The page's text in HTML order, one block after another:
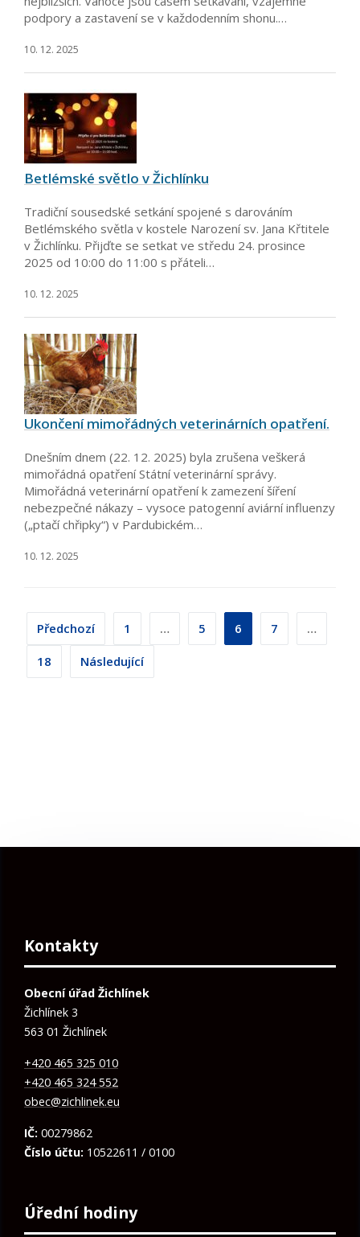
podpory a zastavení se v každodenním shonu.…
10. 12. 2025
Betlémské světlo v Žichlínku
Tradiční sousedské setkání spojené s darováním
Betlémského světla v kostele Narození sv. Jana Křtitele
v Žichlínku. Přijďte se setkat ve středu 24. prosince
2025 od 10:00 do 11:00 s přáteli…
10. 12. 2025
Ukončení mimořádných veterinárních opatření.
Dnešním dnem (22. 12. 2025) byla zrušena veškerá
mimořádná opatření Státní veterinární správy.
Mimořádná veterinární opatření k zamezení šíření
nebezpečné nákazy – vysoce patogenní aviární influenzy
(„ptačí chřipky“) v Pardubickém…
10. 12. 2025
Stránkování
příspěvků
Předchozí 1 … 5 6 7 …
18 Následující
Kontakty
Obecní úřad Žichlínek
Žichlínek 3
563 01 Žichlínek
+420 465 325 010
+420 465 324 552
obec@zichlinek.eu
IČ: 00279862
Číslo účtu: 10522611 / 0100
Úřední hodiny